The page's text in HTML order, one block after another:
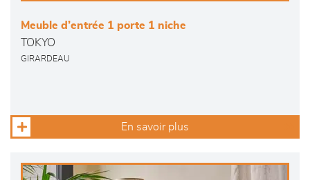
Meuble d’entrée 1 porte 1 niche
TOKYO
GIRARDEAU
En savoir plus